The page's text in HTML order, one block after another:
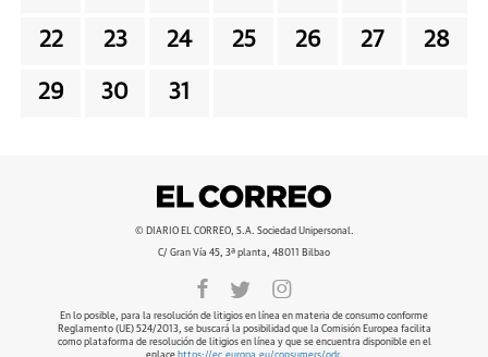
22 23 24 25 26 27 28
29 30 31
© DIARIO EL CORREO, S.A. Sociedad Unipersonal.
C/ Gran Vía 45, 3ª planta, 48011 Bilbao
En lo posible, para la resolución de litigios en línea en materia de consumo conforme
Reglamento (UE) 524/2013, se buscará la posibilidad que la Comisión Europea facilita
como plataforma de resolución de litigios en línea y que se encuentra disponible en el